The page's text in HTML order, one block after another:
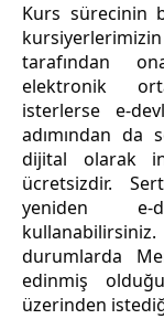
Kurs sürecinin
tarafından
elektronik
isterlerse e-
adımından da
dijital olarak
ücretsizdir.
yeniden e-
kullanabilirsiniz.
durumlarda
edinmiş
üzerinden